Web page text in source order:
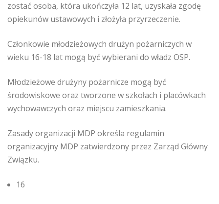
zostać osoba, która ukończyła 12 lat, uzyskała zgodę
opiekunów ustawowych i złożyła przyrzeczenie.
Członkowie młodzieżowych drużyn pożarniczych w
wieku 16-18 lat mogą być wybierani do władz OSP.
Młodzieżowe drużyny pożarnicze mogą być
środowiskowe oraz tworzone w szkołach i placówkach
wychowawczych oraz miejscu zamieszkania.
Zasady organizacji MDP określa regulamin
organizacyjny MDP zatwierdzony przez Zarząd Główny
Związku.
16